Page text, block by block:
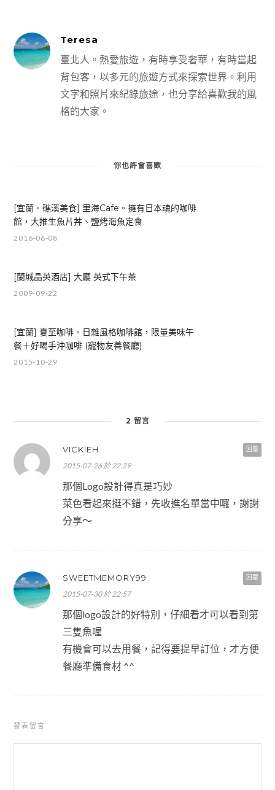
Teresa
臺北人。熱愛旅遊，有時享受奢華，有時當起
背包客，以多元的旅遊方式來探索世界。利用
文字和照片來紀錄旅途，也分享給喜歡我的風
格的大家。
你也許會喜歡
[宜蘭．礁溪美食] 里海Cafe。擁有日本魂的咖啡
館，大推生魚片丼、鹽烤海魚定食
2016-06-08
[蘭城晶英酒店] 大廳 英式下午茶
2009-09-22
[宜蘭] 夏至咖啡。日雜風格咖啡館，限量美味午
餐＋好喝手沖咖啡 (寵物友善餐廳)
2015-10-29
2 留言
回覆
VICKIEH
2015-07-26 於 22:29
那個Logo設計得真是巧妙
菜色看起來挺不錯，先收進名單當中囉，謝謝
分享～
回覆
SWEETMEMORY99
2015-07-30 於 22:57
那個logo設計的好特別，仔細看才可以看到第
三隻魚喔
有機會可以去用餐，記得要提早訂位，才方便
餐廳準備食材 ^^
發表留言